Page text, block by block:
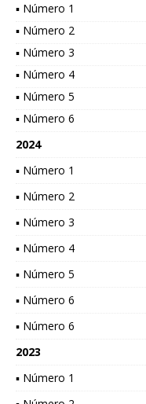
▪ Número 1
▪ Número 2
▪ Número 3
▪ Número 4
▪ Número 5
▪ Número 6
2024
▪ Número 1
▪ Número 2
▪ Número 3
▪ Número 4
▪ Número 5
▪ Número 6
▪ Número 6
2023
▪ Número 1